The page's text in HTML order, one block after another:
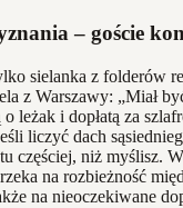
– goście
sielanka z folderów
z Warszawy: „Miał
leżak i dopłatą za
liczyć dach
częściej, niż myślisz.
na rozbieżność
na nieoczekiwane